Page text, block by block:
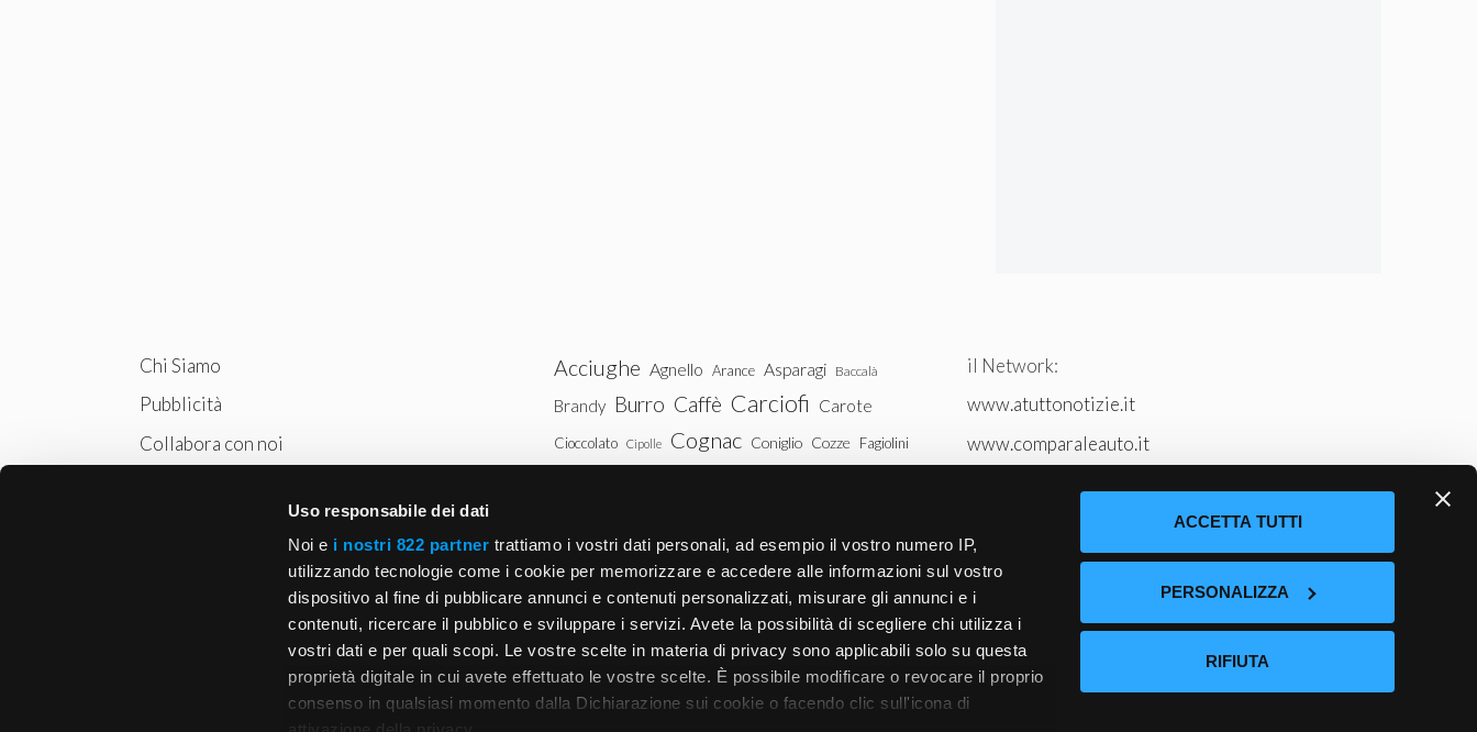
Uso responsabile dei dati
Noi e i nostri 822 partner trattiamo i vostri dati personali, ad esempio il vostro numero IP,
utilizzando tecnologie come i cookie per memorizzare e accedere alle informazioni sul vostro
dispositivo al fine di pubblicare annunci e contenuti personalizzati, misurare gli annunci e i
contenuti, ricercare il pubblico e sviluppare i servizi. Avete la possibilità di scegliere chi utilizza i
vostri dati e per quali scopi. Le vostre scelte in materia di privacy sono applicabili solo su questa
proprietà digitale in cui avete effettuato le vostre scelte. È possibile modificare o revocare il proprio
consenso in qualsiasi momento dalla Dichiarazione sui cookie o facendo clic sull'icona di
ACCETTA TUTTI
PERSONALIZZA
RIFIUTA
Chi Siamo
Pubblicità
Collabora con noi
Acciughe Agnello Arance Asparagi Baccalà
Brandy Burro Caffè Carciofi Carote
Cioccolato Cipolle Cognac Coniglio Cozze Fagiolini
Patate Peperoni Piselli Pollo
Pomodori Ricotta Rum
Spinaci Tacchino Tonno Uova Vitello
Vodka Whisky Zucca Zucchine
il Network:
www.atuttonotizie.it
www.comparaleauto.it